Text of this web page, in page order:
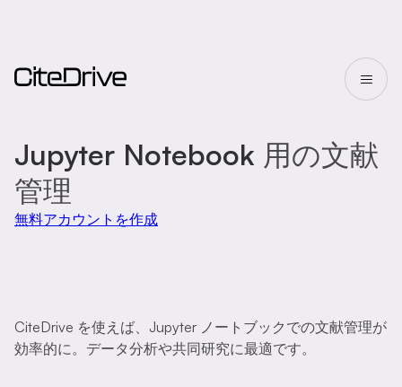
Jupyter Notebook 用の文献
管理
無料アカウントを作成
CiteDrive を使えば、Jupyter ノートブックでの文献管理が
効率的に。データ分析や共同研究に最適です。